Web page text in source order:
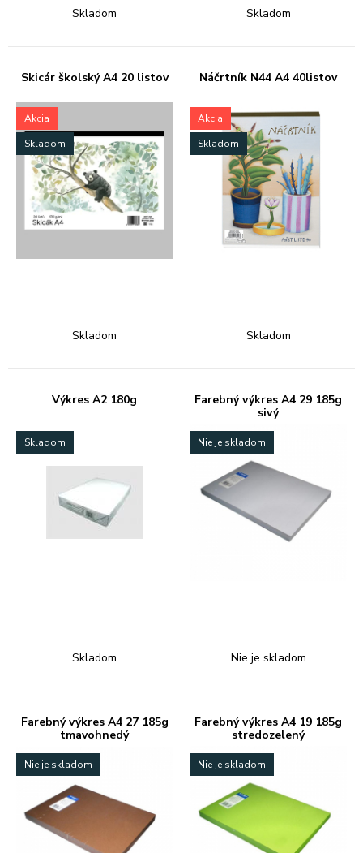
Skladom Skladom
Skicár školský A4 20 listov
Akcia
Skladom
Skladom
Náčrtník N44 A4 40listov
Akcia
Skladom
Skladom
Výkres A2 180g
Skladom
Skladom
Farebný výkres A4 29 185g
sivý
Nie je skladom
Nie je skladom
Farebný výkres A4 27 185g
tmavohnedý
Nie je skladom
Farebný výkres A4 19 185g
stredozelený
Nie je skladom